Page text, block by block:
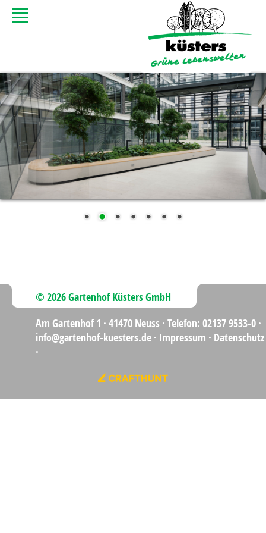
© 2026 Gartenhof Küsters GmbH
Am Gartenhof 1 · 41470 Neuss · Telefon: 02137 9533-0 ·
info@gartenhof-kuesters.de · Impressum · Datenschutz
·